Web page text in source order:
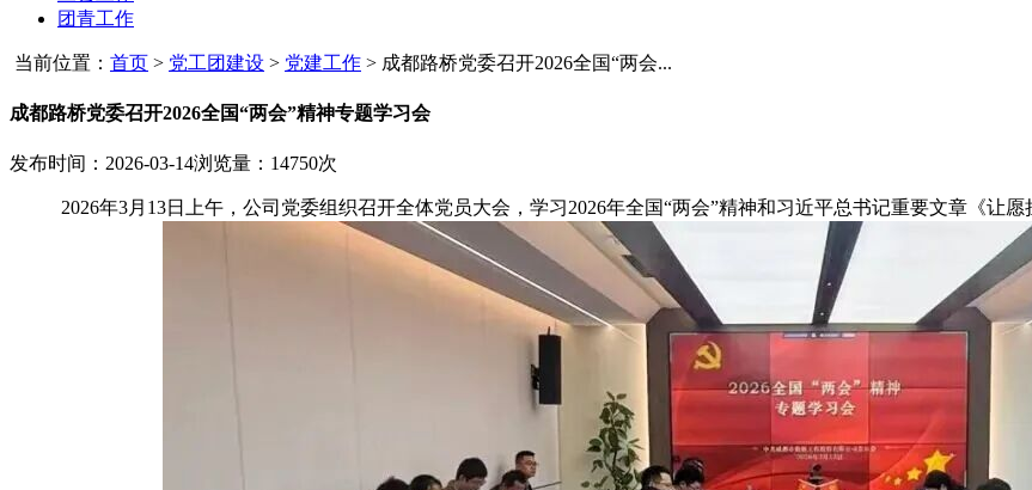
团青工作
当前位置： 首页 > 党工团建设 > 党建工作 > 成都路桥党委召开2026全国“两会...
成都路桥党委召开2026全国“两会”精神专题学习会
发布时间：2026-03-14浏览量：14750次
2026年3月13日上午，公司党委组织召开全体党员大会，学习2026年全国“两会”精神和习近平总书记重要文章《让愿